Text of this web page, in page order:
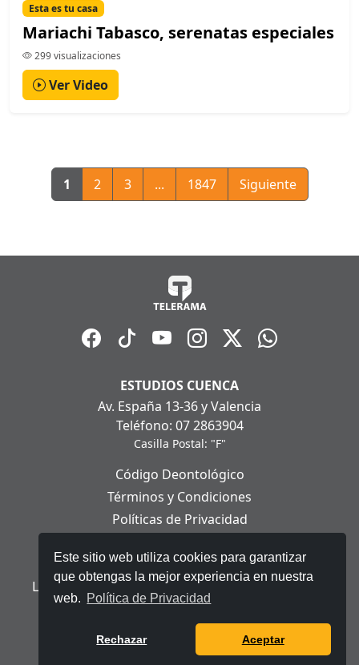
Este sitio web utiliza cookies para garantizar
que obtengas la mejor experiencia en nuestra
web. Política de Privacidad
Rechazar Aceptar
Esta es tu casa
Mariachi Tabasco, serenatas especiales
299 visualizaciones
Ver Video
1 2 3 ... 1847 Siguiente
ESTUDIOS CUENCA
Av. España 13-36 y Valencia
Teléfono: 07 2863904
Casilla Postal: "F"
Código Deontológico
Términos y Condiciones
Políticas de Privacidad
Aviso Legal
Ley Orgánica de Protección de Datos Personales
© 2025 Telerama - Todos los derechos reservados.